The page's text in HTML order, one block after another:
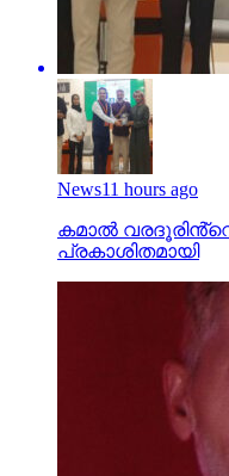
News11 hours ago
കമാൽ
പ്രകാശിതമായി